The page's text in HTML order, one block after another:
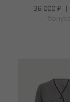
36 000 ₽ |